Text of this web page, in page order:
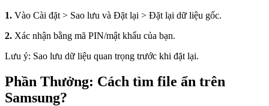
1. Vào Cài đặt > Sao lưu và Đặt lại > Đặt lại dữ liệu gốc.
2. Xác nhận bằng mã PIN/mật khẩu của bạn.
Lưu ý: Sao lưu dữ liệu quan trọng trước khi đặt lại.
Phần Thưởng: Cách tìm file ẩn trên
Samsung?